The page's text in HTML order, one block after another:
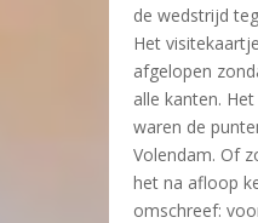
de wedstrijd
Het
afgelopen
alle kanten.
waren de
Volendam. Of
het na afloop
omschreef: